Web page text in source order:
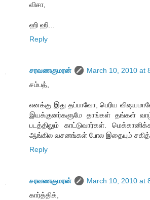
விசா,
ஹி ஹி...
Reply
சரவணகுமரன்
March 10, 2010 at
சம்பத்,
எனக்கு இது தப்பாவோ, பெரிய
இயக்குனர்களுமே தாங்கள் தங்கள்
படத்திலும் காட்டுவார்கள்.
ஆங்கில வசனங்கள் போல இதையும்
Reply
சரவணகுமரன்
March 10, 2010 at
கார்த்திக்,